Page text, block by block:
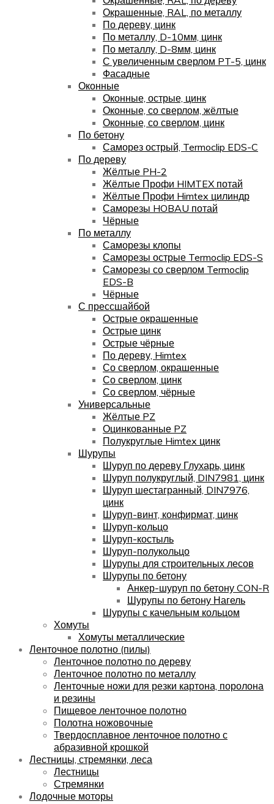
Окрашенные, RAL, по металлу
По дереву, цинк
По металлу, D-10мм, цинк
По металлу, D-8мм, цинк
С увеличенным сверлом PT-5, цинк
Фасадные
Оконные
Оконные, острые, цинк
Оконные, со сверлом, жёлтые
Оконные, со сверлом, цинк
По бетону
Саморез острый, Termoclip EDS-C
По дереву
Жёлтые PH-2
Жёлтые Профи HIMTEX потай
Жёлтые Профи Himtex цилиндр
Саморезы HOBAU потай
Чёрные
По металлу
Саморезы клопы
Саморезы острые Termoclip EDS-S
Саморезы со сверлом Termoclip
EDS-B
Чёрные
С прессшайбой
Острые окрашенные
Острые цинк
Острые чёрные
По дереву, Himtex
Со сверлом, окрашенные
Со сверлом, цинк
Со сверлом, чёрные
Универсальные
Жёлтые PZ
Оцинкованные PZ
Полукруглые Himtex цинк
Шурупы
Шуруп по дереву Глухарь, цинк
Шуруп полукруглый, DIN7981, цинк
Шуруп шестагранный, DIN7976,
цинк
Шуруп-винт, конфирмат, цинк
Шуруп-кольцо
Шуруп-костыль
Шуруп-полукольцо
Шурупы для строительных лесов
Шурупы по бетону
Анкер-шуруп по бетону CON-R
Шурупы по бетону Нагель
Шурупы с качельным кольцом
Хомуты
Хомуты металлические
Ленточное полотно (пилы)
Ленточное полотно по дереву
Ленточное полотно по металлу
Ленточные ножи для резки картона, поролона
и резины
Пищевое ленточное полотно
Полотна ножовочные
Твердосплавное ленточное полотно с
абразивной крошкой
Лестницы, стремянки, леса
Лестницы
Стремянки
Лодочные моторы